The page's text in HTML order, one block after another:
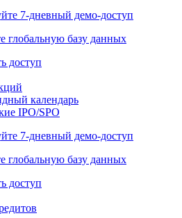
7-дневный
глобальную базу данных
доступ
IPO/SPO
7-дневный
глобальную базу данных